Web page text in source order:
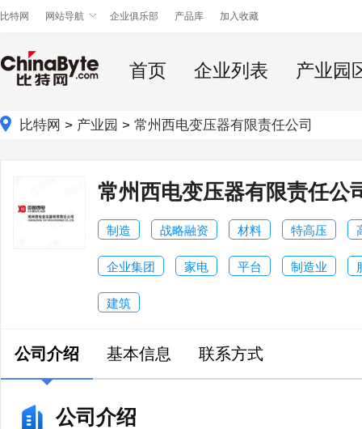
比特网 网站导航 企业俱乐部 产品库 加入收藏
首页 企业列表 产业园
比特网 > 产业园 > 常州西电变压器有限责任公司
常州西电变压器有限责任公
制造 战略融资 材料 特高压
企业集团 家电 平台 制造业
建筑
公司介绍 基本信息 联系方式
公司介绍